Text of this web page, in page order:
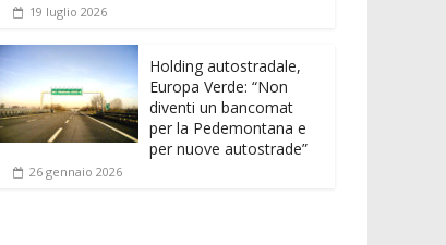
19 luglio 2026
Holding autostradale,
Europa Verde: “Non
diventi un bancomat
per la Pedemontana e
per nuove autostrade”
26 gennaio 2026